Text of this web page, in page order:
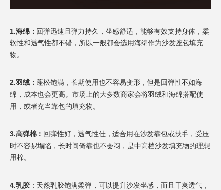
1.海绵： 回弹迅速且弹力持久，坐感舒适，能够有效支持身体，柔
软性和透气性都不错，所以一般都会选用海绵作为沙发座包填充
物。
2.羽绒： 蓬松饱满，长期使用也不容易变形，但是回弹性不如海
绵，成本也会更高。市场上的大多数商家会将羽绒和海绵搭配使
用，或者充当靠包的填充物。
3.高弹棉： 回弹性好，透气性佳，适合用在沙发靠包或扶手，受压
时不容易塌陷，长时间倚靠也不会闷，是中高档沙发填充物的理想
用棉。
4.乳胶 ：天然乳胶饱满柔弹，可以提升沙发坐感，而且干爽透气，